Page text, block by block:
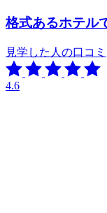
格式あるホテル
見学した人の口コミ
4.6